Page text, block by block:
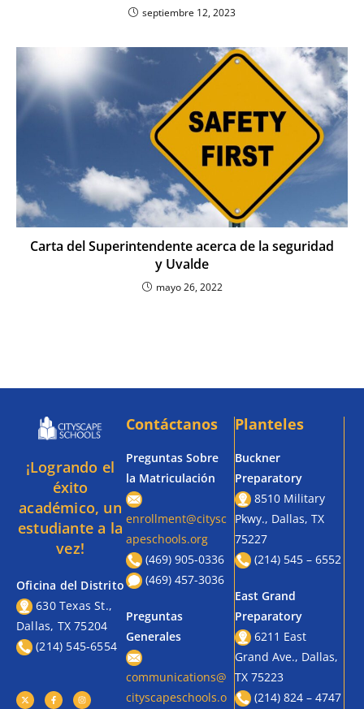
septiembre 12, 2023
Carta del Superintendente acerca de la seguridad
y Uvalde
mayo 26, 2022
¡Logrando el
éxito
académico, un
estudiante a la
vez!
Oficina del Distrito
630 Texas St.,
Dallas, TX 75204
(214) 545-6554
Contáctanos
Preguntas Sobre
la Matriculación
enrollment@citysc
apeschools.org
(469) 905-0336
(469) 457-3036
Preguntas
Generales
communications@
cityscapeschools.o
Planteles
Buckner
Preparatory
8510 Military
Pkwy., Dallas, TX
75227
(214) 545 – 6552
East Grand
Preparatory
6211 East
Grand Ave., Dallas,
TX 75223
(214) 824 – 4747